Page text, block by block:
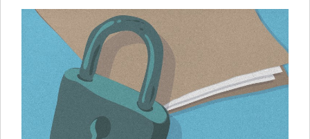
diElena Mezzanotte